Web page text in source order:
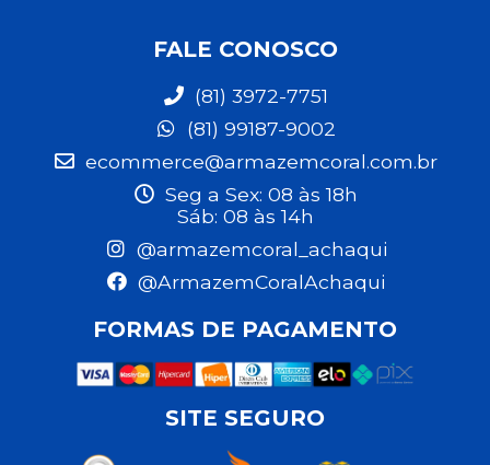
FALE CONOSCO
(81) 3972-7751
(81) 99187-9002
ecommerce@armazemcoral.com.br
Seg a Sex: 08 às 18h
Sáb: 08 às 14h
@armazemcoral_achaqui
@ArmazemCoralAchaqui
FORMAS DE PAGAMENTO
SITE SEGURO